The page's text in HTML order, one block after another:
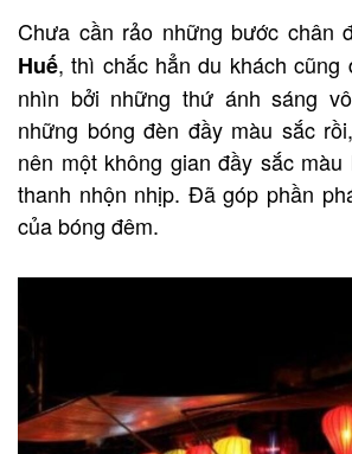
Chưa cần rảo những bước chân
Huế, thì chắc hẳn du khách cũng
nhìn bởi những thứ ánh sáng
những bóng đèn đầy màu sắc
nên một không gian đầy sắc
thanh nhộn nhịp. Đã góp phần
của bóng đêm.